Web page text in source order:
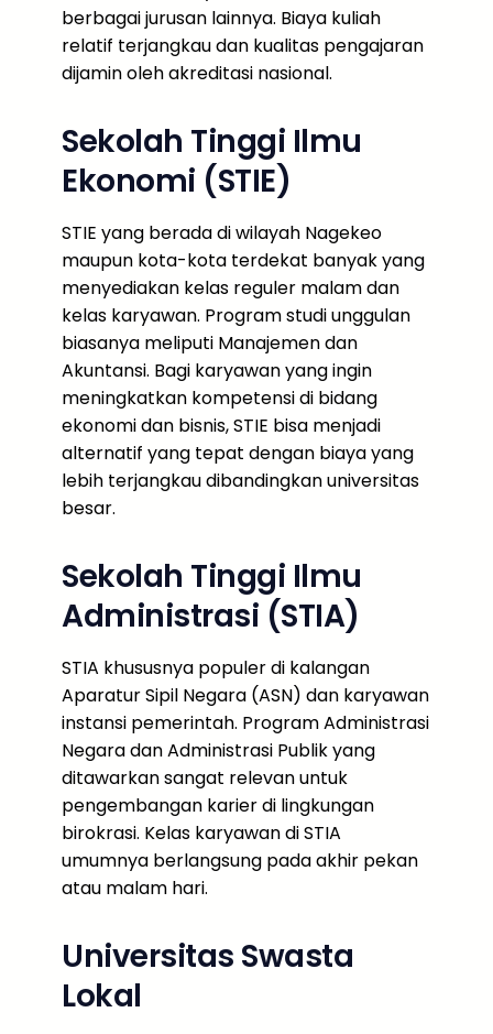
berbagai jurusan lainnya. Biaya kuliah
relatif terjangkau dan kualitas pengajaran
dijamin oleh akreditasi nasional.
Sekolah Tinggi Ilmu
Ekonomi (STIE)
STIE yang berada di wilayah Nagekeo
maupun kota-kota terdekat banyak yang
menyediakan kelas reguler malam dan
kelas karyawan. Program studi unggulan
biasanya meliputi Manajemen dan
Akuntansi. Bagi karyawan yang ingin
meningkatkan kompetensi di bidang
ekonomi dan bisnis, STIE bisa menjadi
alternatif yang tepat dengan biaya yang
lebih terjangkau dibandingkan universitas
besar.
Sekolah Tinggi Ilmu
Administrasi (STIA)
STIA khususnya populer di kalangan
Aparatur Sipil Negara (ASN) dan karyawan
instansi pemerintah. Program Administrasi
Negara dan Administrasi Publik yang
ditawarkan sangat relevan untuk
pengembangan karier di lingkungan
birokrasi. Kelas karyawan di STIA
umumnya berlangsung pada akhir pekan
atau malam hari.
Universitas Swasta
Lokal